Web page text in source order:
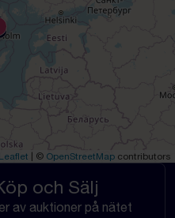
Leaflet © OpenStreetMap contributors
och Sälj
av auktioner på nätet